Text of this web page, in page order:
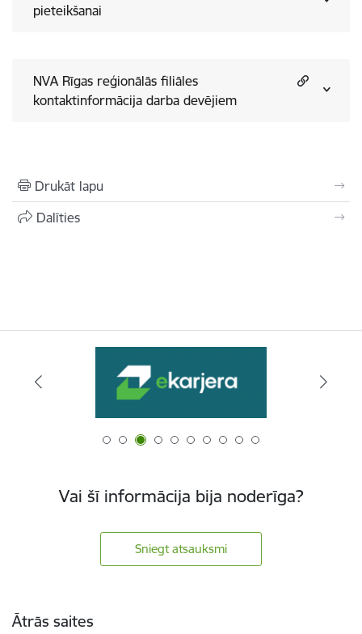
pieteikšanai
NVA Rīgas reģionālās filiāles
kontaktinformācija darba devējiem
Drukāt lapu
Dalīties
Vai šī informācija bija noderīga?
Sniegt atsauksmi
Ātrās saites